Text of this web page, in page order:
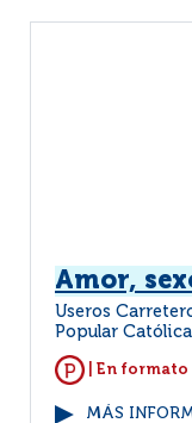
Amor,
Useros
Popular Católica
| En formato
MÁS